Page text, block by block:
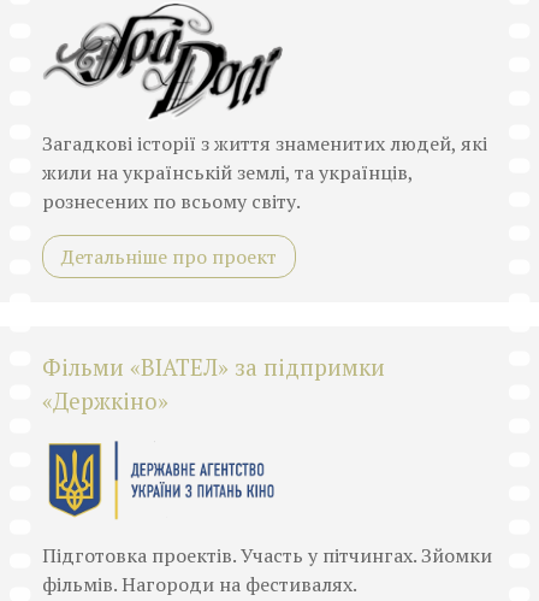
Загадкові історії з життя знаменитих людей, які
жили на українській землі, та українців,
рознесених по всьому світу.
Детальніше про проект
Фільми «ВІАТЕЛ» за підпримки
«Держкіно»
Підготовка проектів. Участь у пітчингах. Зйомки
фільмів. Нагороди на фестивалях.